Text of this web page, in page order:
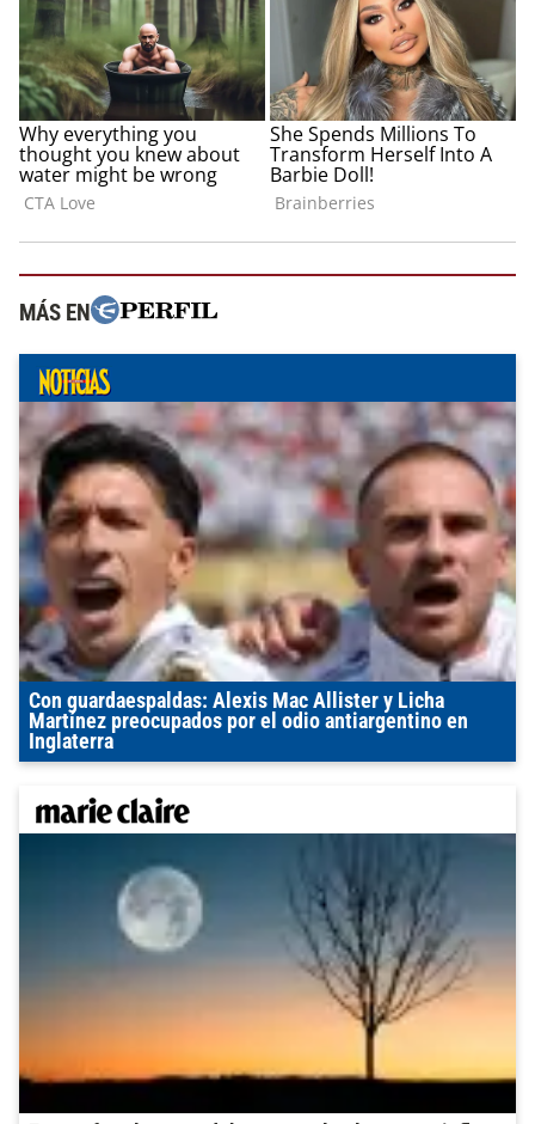
MÁS EN
Con guardaespaldas: Alexis Mac Allister y Licha
Martínez preocupados por el odio antiargentino en
Inglaterra